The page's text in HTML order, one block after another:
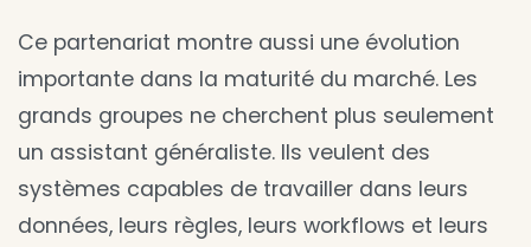
Ce partenariat montre aussi une évolution
importante dans la maturité du marché. Les
grands groupes ne cherchent plus seulement
un assistant généraliste. Ils veulent des
systèmes capables de travailler dans leurs
données, leurs règles, leurs workflows et leurs